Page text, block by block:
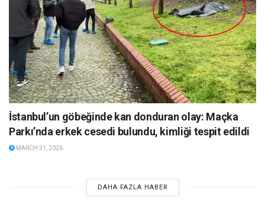
İstanbul’un göbeğinde kan donduran olay: Maçka
Parkı’nda erkek cesedi bulundu, kimliği tespit edildi
MARCH 31, 2026
DAHA FAZLA HABER